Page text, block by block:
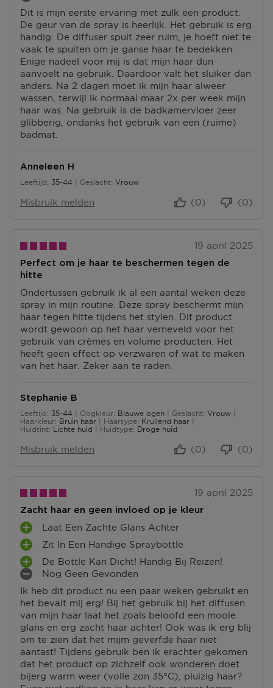
Dit is mijn eerste ervaring met zulk een product.
De geur van de spray is heerlijk. Het gebruik is erg
handig. De diffuser spuit zeer ruim, je hoeft niet te
vaak te spuiten om je ganse haar te bedekken.
Enige nadeel voor mij is dat mijn haar dun
aanvoelt na gebruik. Daardoor valt het sluiker dan
anders. Na 2 dagen moet ik mijn haar alweer
wassen, terwijl ik normaal maar 2x per week mijn
haar was. Na gebruik is de badkamervloer zeer
glibberig, ondanks het gebruik van een (ruime)
badmat.
P
U
N
T
E
N
S
P
U
T
N
P
U
T
I
N
P
U
N
T
E
N
Anneleen H
Leeftijd
35 tot 4435-44 Geslacht Vrouw
Misbruik melden (0)
(0)
19 april 2025
Perfect om je haar te beschermen tegen de
hitte
Ondertussen gebruik ik al een aantal weken deze
spray in mijn routine. Deze spray beschermt mijn
haar tegen hitte tijdens het stylen. Dit product
wordt gewoon op het haar verneveld voor het
gebruik van crèmes en volume producten. Het
heeft geen effect op verzwaren of wat te maken
van het haar. Zeker aan te raden.
Stephanie B
Leeftijd
35 tot 4435-44 Oogkleur Blauwe ogen Geslacht
Vrouw
Haarkleur
Bruin haar Haartype
Krullend haar
Huidtint
Lichte huid Huidtype Droge huid
Misbruik melden (0)
(0)
19 april 2025
Zacht haar en geen invloed op je kleur
Ik heb dit product nu een paar weken gebruikt en
het bevalt mij erg! Bij het gebruik bij het diffusen
van mijn haar laat het zoals beloofd een mooie
glans en erg zacht haar achter! Ook was ik erg blij
om te zien dat het mijm geverfde haar niet
aantast! Tijdens gebruik ben ik erachter gekomen
dat het product op zichzelf ook wonderen doet
bijerg warm weer (volle zon 35°C), pluizig haar?
P
L
U
S
P
U
N
T
E
N
Laat Een Zachte Glans Achter
P
L
U
S
P
T
N
Zit In Een Handige Spraybottle
P
L
U
S
P
U
N
T
E
N
De Bottle Kan Dicht! Handig Bij Reizen!
M
N
P
U
N
T
E
N
Nog Geen Gevonden